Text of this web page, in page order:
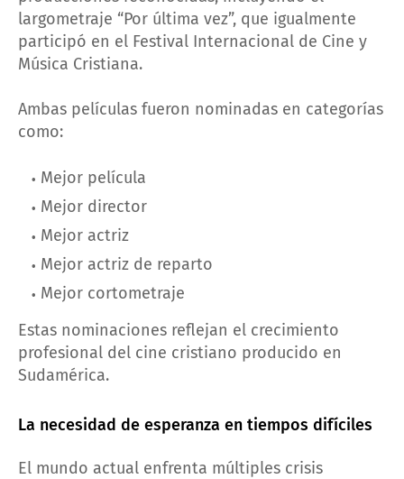
largometraje “Por última vez”, que igualmente
participó en el Festival Internacional de Cine y
Música Cristiana.
Ambas películas fueron nominadas en categorías
como:
Mejor película
Mejor director
Mejor actriz
Mejor actriz de reparto
Mejor cortometraje
Estas nominaciones reflejan el crecimiento
profesional del cine cristiano producido en
Sudamérica.
La necesidad de esperanza en tiempos difíciles
El mundo actual enfrenta múltiples crisis